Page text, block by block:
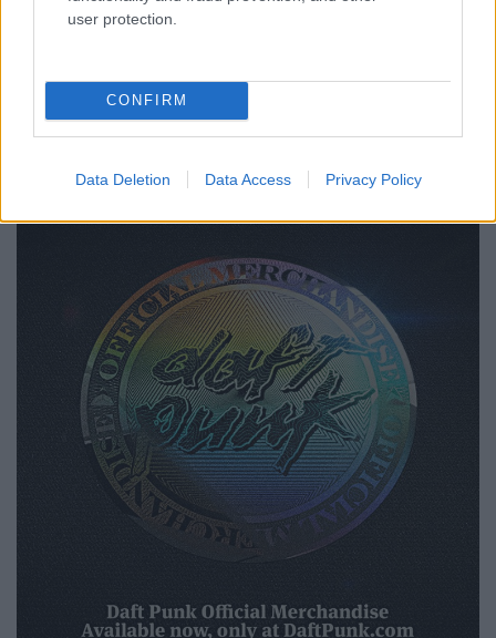
user protection.
CONFIRM
Data Deletion Data Access Privacy Policy
kampányban